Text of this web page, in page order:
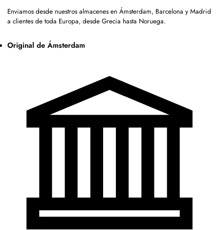
Enviamos desde nuestros almacenes en Ámsterdam, Barcelona y Madrid
a clientes de toda Europa, desde Grecia hasta Noruega.
Original de Ámsterdam